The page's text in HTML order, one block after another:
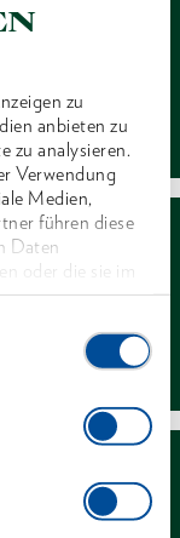
zu
anbieten zu
zu analysieren.
Verwendung
Medien,
führen diese
Daten
oder die sie im
haben. Unsere